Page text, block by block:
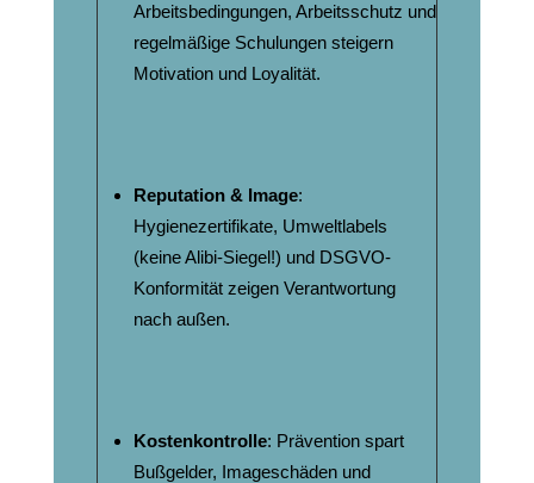
Arbeitsbedingungen, Arbeitsschutz und
regelmäßige Schulungen steigern
Motivation und Loyalität.
Reputation & Image:
Hygienezertifikate, Umweltlabels
(keine Alibi-Siegel!) und DSGVO-
Konformität zeigen Verantwortung
nach außen.
Kostenkontrolle: Prävention spart
Bußgelder, Imageschäden und